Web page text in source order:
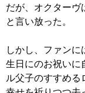
だが、オクターヴ
と言い放った。
しかし、ファン
生日にのお祝いに
ル父子のすすめる